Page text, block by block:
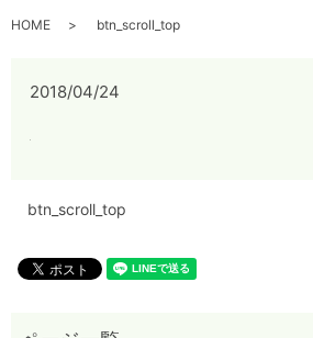
HOME btn_scroll_top
2018/04/24
btn_scroll_top